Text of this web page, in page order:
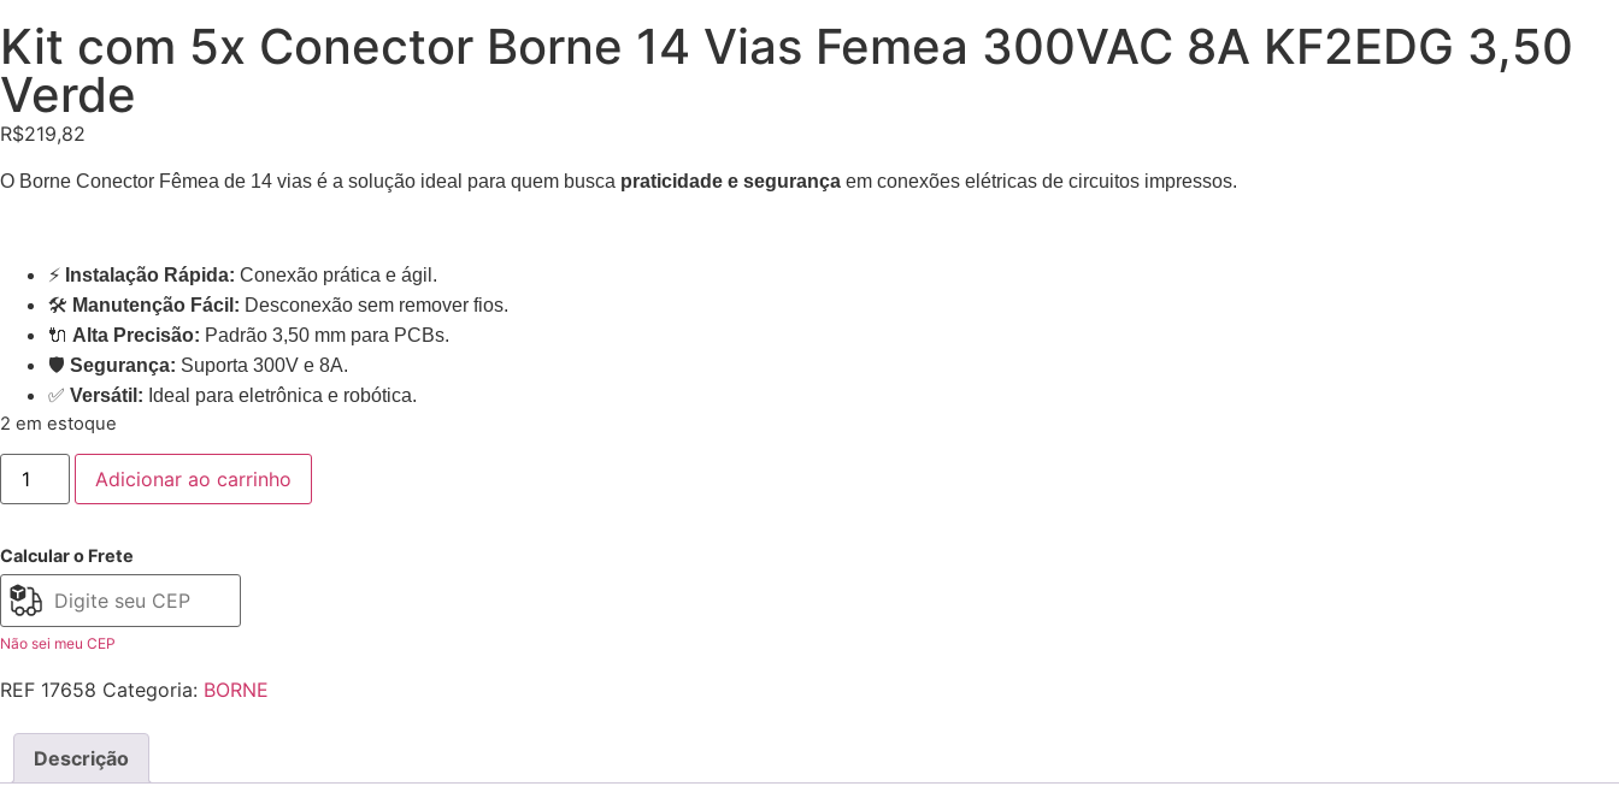
Kit com 5x Conector Borne 14 Vias Femea 300VAC 8A KF2EDG 3,50
Verde
R$219,82
O Borne Conector Fêmea de 14 vias é a solução ideal para quem busca praticidade e segurança em conexões elétricas de circuitos impressos.
⚡ Instalação Rápida: Conexão prática e ágil.
🛠️ Manutenção Fácil: Desconexão sem remover fios.
🔌 Alta Precisão: Padrão 3,50 mm para PCBs.
🛡️ Segurança: Suporta 300V e 8A.
✅ Versátil: Ideal para eletrônica e robótica.
2 em estoque
Adicionar ao carrinho
Calcular o Frete
Não sei meu CEP
REF 17658 Categoria: BORNE
Descrição